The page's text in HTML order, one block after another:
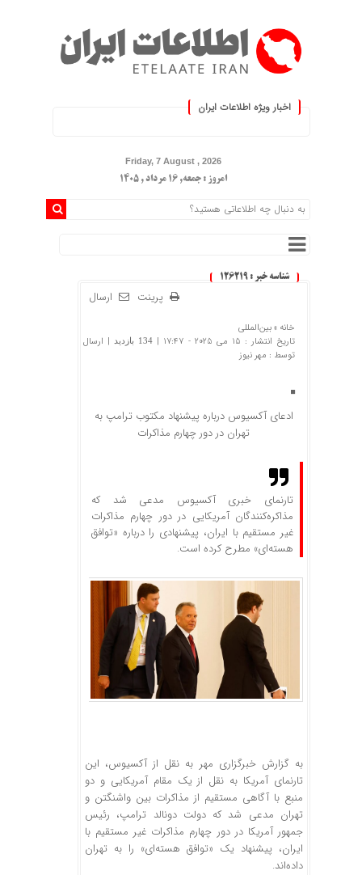
اخبار ویژه اطلاعات ایران
Friday, 7 August , 2026
امروز : جمعه, ۱۶ مرداد , ۱۴۰۵
شناسه خبر : 126219
ارسال پرینت
خانه »بین‌المللی
تاریخ انتشار : 15 می 2025 - 17:47 |
134 بازدید
| ارسال
توسط : مهر نیوز
ادعای آکسیوس درباره پیشنهاد مکتوب ترامپ به
تهران در دور چهارم مذاکرات
تارنمای خبری آکسیوس مدعی شد که
مذاکره‌کنندگان آمریکایی در دور چهارم مذاکرات
غیر مستقیم با ایران، پیشنهادی را درباره «توافق
هسته‌ای» مطرح کرده است.
به گزارش خبرگزاری مهر به نقل از آکسیوس، این
تارنمای آمریکا به نقل از یک مقام آمریکایی و دو
منبع با آگاهی مستقیم از مذاکرات بین واشنگتن و
تهران مدعی شد که دولت دونالد ترامپ، رئیس
جمهور آمریکا در دور چهارم مذاکرات غیر مستقیم با
ایران، پیشنهاد یک «توافق هسته‌ای» را به تهران
داده‌اند.